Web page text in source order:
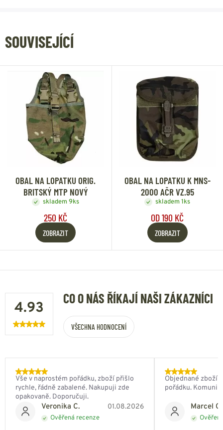
SOUVISEJÍCÍ
OBAL NA LOPATKU ORIG.
BRITSKÝ MTP NOVÝ
skladem 9ks
250 KČ
ZOBRAZIT
OBAL NA LOPATKU K MNS-
2000 AČR VZ.95
skladem 1ks
OD 190 KČ
ZOBRAZIT
4.93
CO O NÁS ŘÍKAJÍ NAŠI ZÁKAZNÍCI
VŠECHNA HODNOCENÍ
Veronika C. 01.08.2026
Ověřená recenze
Vše v naprostém pořádku, zboží přišlo
rychle, řádně zabalené. Nakupuji zde
opakovaně. Doporučuji.
Marcel
Objednané zboží
pořádku.